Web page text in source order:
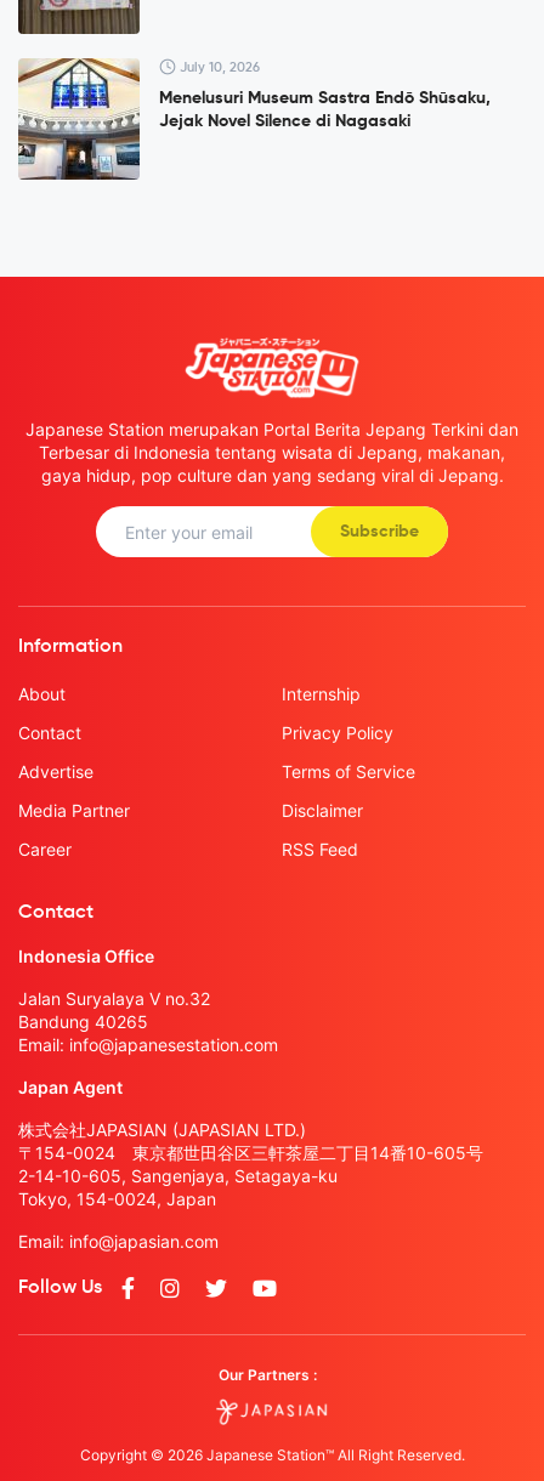
July 10, 2026
Menelusuri Museum Sastra Endō Shūsaku,
Jejak Novel Silence di Nagasaki
Japanese Station merupakan Portal Berita Jepang Terkini dan
Terbesar di Indonesia tentang wisata di Jepang, makanan,
gaya hidup, pop culture dan yang sedang viral di Jepang.
Subscribe
Information
About
Contact
Advertise
Media Partner
Career
Internship
Privacy Policy
Terms of Service
Disclaimer
RSS Feed
Contact
Indonesia Office
Jalan Suryalaya V no.32
Bandung 40265
Email: info@japanesestation.com
Japan Agent
株式会社JAPASIAN (JAPASIAN LTD.)
〒154-0024 東京都世田谷区三軒茶屋二丁目14番10-605号
2-14-10-605, Sangenjaya, Setagaya-ku
Tokyo, 154-0024, Japan
Email: info@japasian.com
Follow Us
Our Partners :
Copyright © 2026 Japanese Station™ All Right Reserved.